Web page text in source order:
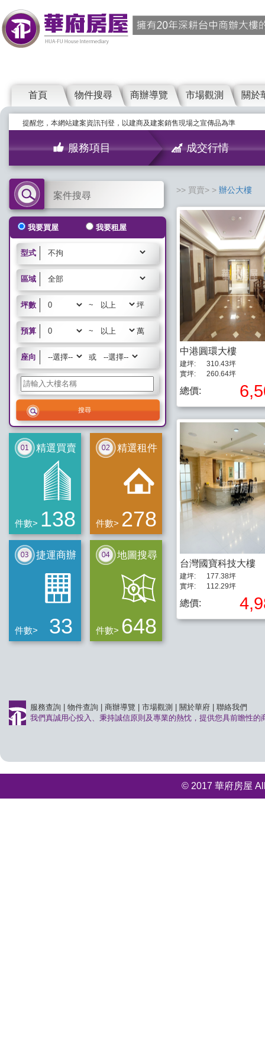
首頁 物件搜尋 商辦導覽 市場觀測 關於
提醒您，本網站建案資訊刊登，以建商及建案銷售現場之宣傳品為準
服務項目 成交行情
案件搜尋
我要買屋 我要租屋
型式
區域
坪數 ~ 坪
預算 ~ 萬
座向 或
精選買賣
件數> 138
精選租件
件數> 278
捷運商辦
件數> 33
地圖搜尋
件數> 648
買賣> 辦公大樓
中港圓環大樓
建坪:
310.43坪
實坪:
260.64坪
總價:
台灣國寶科技大樓
建坪:
177.38坪
實坪:
112.29坪
總價:
服務查詢 物件查詢 商辦導覽 市場觀測 關於華府
聯絡我們
我們真誠用心投入、秉持誠信原則及專業的熱忱，提供您具前瞻性的
© 2017 華府房屋